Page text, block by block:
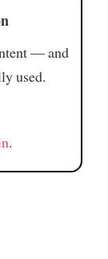
— and
used.
.